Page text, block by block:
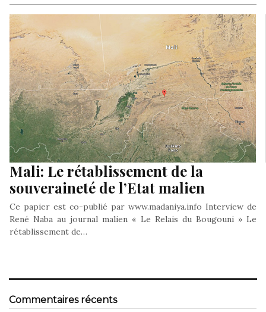
Mali: Le rétablissement de la
souveraineté de l’Etat malien
Ce papier est co-publié par www.madaniya.info Interview de
René Naba au journal malien « Le Relais du Bougouni » Le
rétablissement de…
Commentaires récents